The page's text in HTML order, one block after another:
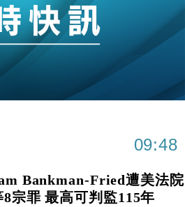
黃金目標價至505元 惟維持「增
子店涉提供失實資料 遭禁申請輸入
海豚」殘渦北上 上海取消逾900班
港今年GDP預測至4.5% 看好貿易
法人員要求交「保證金」 43歲女子
09:48
Bankman-Fried遭美法院
宗罪 最高可判監115年